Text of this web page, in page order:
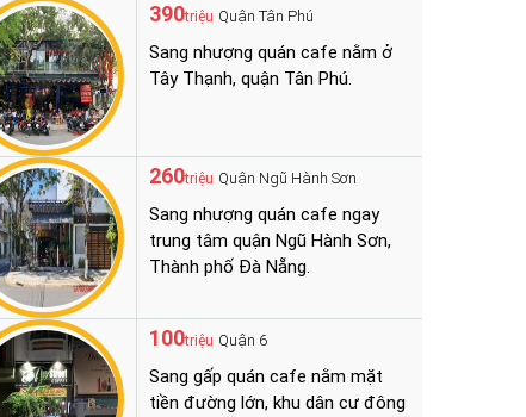
390triệu Quận Tân Phú
Sang nhượng quán cafe nằm ở
Tây Thạnh, quận Tân Phú.
260triệu Quận Ngũ Hành Sơn
Sang nhượng quán cafe ngay
trung tâm quận Ngũ Hành Sơn,
Thành phố Đà Nẵng.
100triệu Quận 6
Sang gấp quán cafe nằm mặt
tiền đường lớn, khu dân cư đông